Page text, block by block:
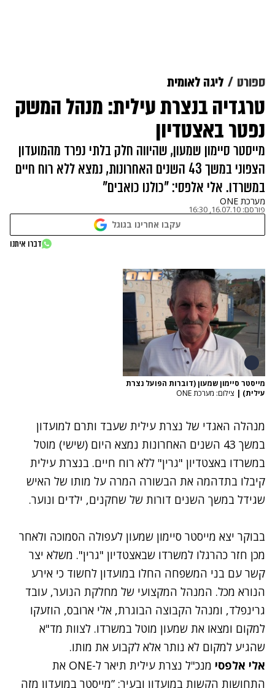
ספורט ליגה לאומית
טרגדיה בנצרת עילית: מנהל המשק
נפטר באצטדיון
מייסטר סיימון שמעון, שהיווה חלק בלתי נפרד מהמועדון
הצפוני במשך 43 השנים האחרונות, נמצא ללא רוח חיים
במשרדו. אלי אלפסי: "כולנו כואבים"
מערכת ONE
פורסם: 16.07.10, 16:30
עקבו אחרינו בגוגל
דברו איתנו
מייסטר סיימון שמעון (דוברות הפועל נצרת
עילית) | צילום: מערכת ONE
מנהלה האגדי של נצרת עילית שעבד ותרם למועדון
במשך 43 השנים האחרונות נמצא היום (שישי) מוטל
במשרדו באצטדיון "גרין" ללא רוח חיים. בנצרת עילית
קיבלו בתדהמה את הבשורה המרה על מותו של האיש
שגידל במשך השנים דורות של שחקנים, ילדים ונוער.
בבוקר יצא מייסטר סיימון שמעון לעפולה הסמוכה ולאחר
מכן חזר כהרגלו למשרדו שבאצטדיון "גרין". משלא יצר
קשר עם בני המשפחה החלו במועדון לחשוד כי אירע
הנורא מכל. המנהל המקצועי של מחלקת הנוער, עובד
גרינפלד, ומנהל הקבוצה הבוגרת, אלי ארובס, הוזעקו
למקום ומצאו את שמעון מוטל במשרדו. לצוות מד"א
שהגיע למקום לא נותר אלא לקבוע את מותו.
אלי אלפסי
מנכ"ל נצרת עילית תיאר ל-ONE את
התחושות הקשות במועדון ובעיר: ”מייסטר במועדון מזה